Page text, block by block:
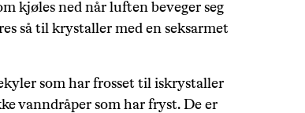
kjøles ned når luften beveger seg
så til krystaller med en seksarmet
som har frosset til iskrystaller
vanndråper som har fryst. De er